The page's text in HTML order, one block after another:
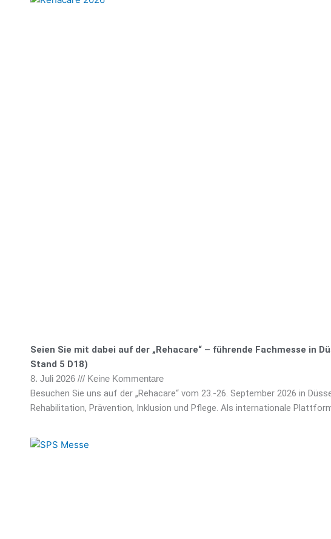
Seien Sie mit dabei auf der „Rehacare“ – führende Fachmesse in
Stand 5 D18)
8. Juli 2026 Keine Kommentare
Besuchen Sie uns auf der „Rehacare“ vom 23.-26. September 2026 in
Rehabilitation, Prävention, Inklusion und Pflege. Als internationale